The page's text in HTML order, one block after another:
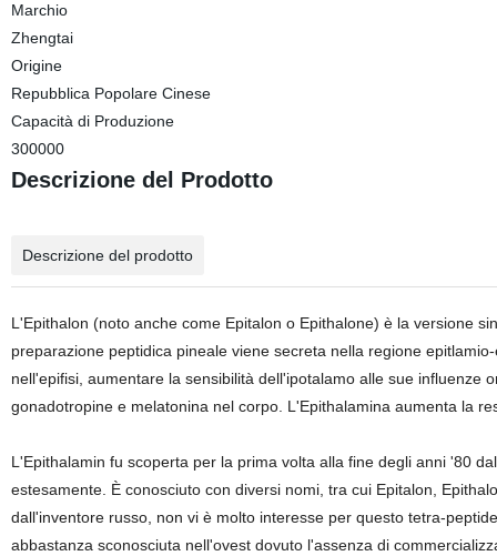
Marchio
Zhengtai
Origine
Repubblica Popolare Cinese
Capacità di Produzione
300000
Descrizione del Prodotto
Descrizione del prodotto
L'Epithalon (noto anche come Epitalon o Epithalone) è la versione
preparazione peptidica pineale viene secreta nella regione
nell'epifisi, aumentare la sensibilità dell'ipotalamo alle sue influenze
gonadotropine e melatonina nel corpo. L'Epithalamina aumenta la
L'Epithalamin fu scoperta per la prima volta alla fine degli anni '80
estesamente. È conosciuto con diversi nomi, tra cui Epitalon,
dall'inventore russo, non vi è molto interesse per questo tetra-
abbastanza sconosciuta nell'ovest dovuto l'assenza di